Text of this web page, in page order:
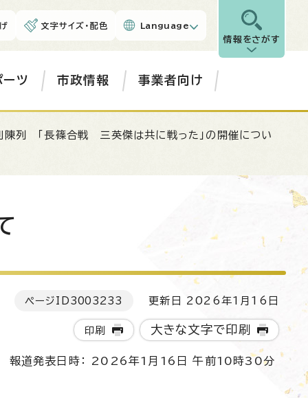
文字サイズ・配色 Language
情報をさがす
ーツ 市政情報 事業者向け
列 「長篠合戦 三英傑は共に戦った」の開催につい
ページID 3003233 更新日 2026年1月16日
印刷 大きな文字で印刷
報道発表日時： 2026年1月16日 午前10時30分